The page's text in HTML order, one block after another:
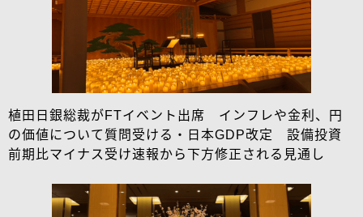
植田日銀総裁がFTイベント出席 インフレや金利、円
の価値について質問受ける・日本GDP改定 設備投資
前期比マイナス受け速報から下方修正される見通し